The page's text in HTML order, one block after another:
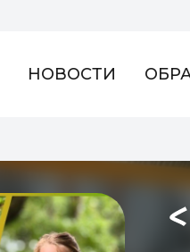
НОВОСТИ